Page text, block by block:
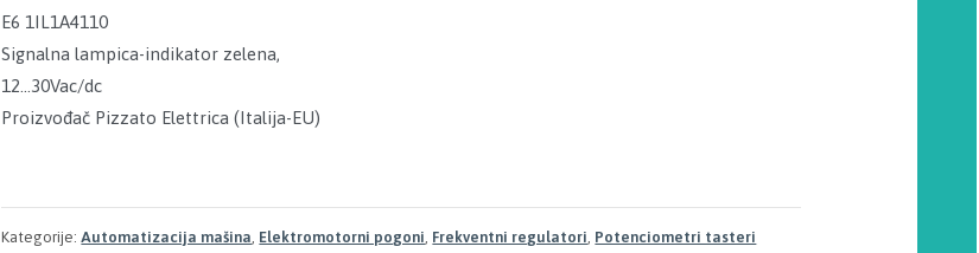
E6 1IL1A4110
Signalna lampica-indikator zelena,
12…30Vac/dc
Proizvođač Pizzato Elettrica (Italija-EU)
Kategorije:Automatizacija mašina, Elektromotorni pogoni, Frekventni regulatori, Potenciometri tasteri